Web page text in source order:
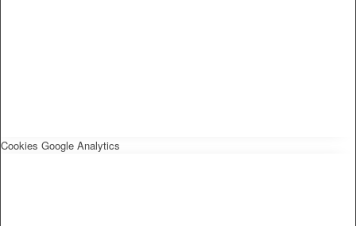
Cookies Google Analytics